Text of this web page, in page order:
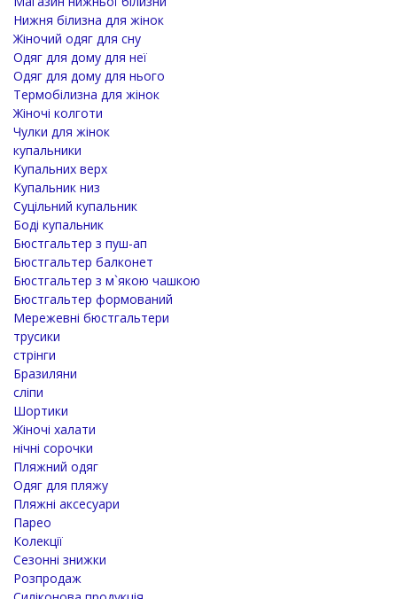
Нижня білизна для жінок
Жіночий одяг для сну
Одяг для дому для неї
Одяг для дому для нього
Термобілизна для жінок
Жіночі колготи
Чулки для жінок
купальники
Купальних верх
Купальник низ
Суцільний купальник
Боді купальник
Бюстгальтер з пуш-ап
Бюстгальтер балконет
Бюстгальтер з м`якою чашкою
Бюстгальтер формований
Мережевні бюстгальтери
трусики
стрінги
Бразиляни
сліпи
Шортики
Жіночі халати
нічні сорочки
Пляжний одяг
Одяг для пляжу
Пляжні аксесуари
Парео
Колекції
Сезонні знижки
Розпродаж